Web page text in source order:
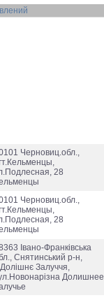
Черновиц.обл.,
28
Черновиц.обл.,
28
Івано-Франківська
Снятинський р-н,
Залуччя,
Долишнее